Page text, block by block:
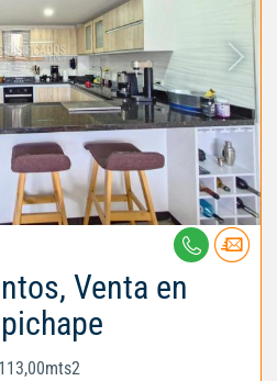
Venta en